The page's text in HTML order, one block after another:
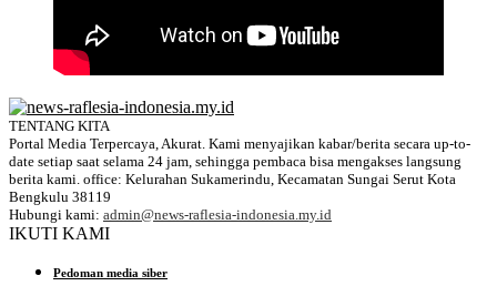
TENTANG KITA
Portal Media Terpercaya, Akurat. Kami menyajikan kabar/berita secara up-to-
date setiap saat selama 24 jam, sehingga pembaca bisa mengakses langsung
berita kami. office: Kelurahan Sukamerindu, Kecamatan Sungai Serut Kota
Bengkulu 38119
Hubungi kami: admin@news-raflesia-indonesia.my.id
IKUTI KAMI
Pedoman media siber